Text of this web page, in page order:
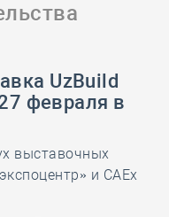
UzBuild
февраля в
выставочных
и CAEx